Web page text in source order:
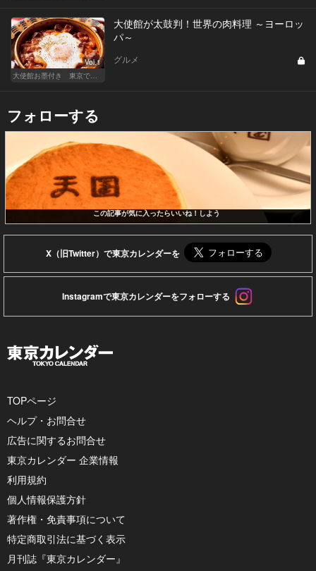
Vol.1
大使館が太鼓判！世界の肉料理 ～ヨーロッ
パ～
グルメ
フォローする
この記事が気に入ったらいいね！しよう
X（旧Twitter）で東京カレンダーを
Instagramで東京カレンダーをフォローする
TOPページ
ヘルプ・お問合せ
広告に関するお問合せ
東京カレンダー 企業情報
利用規約
個人情報保護方針
著作権・免責事項について
特定商取引法に基づく表示
月刊誌『東京カレンダー』